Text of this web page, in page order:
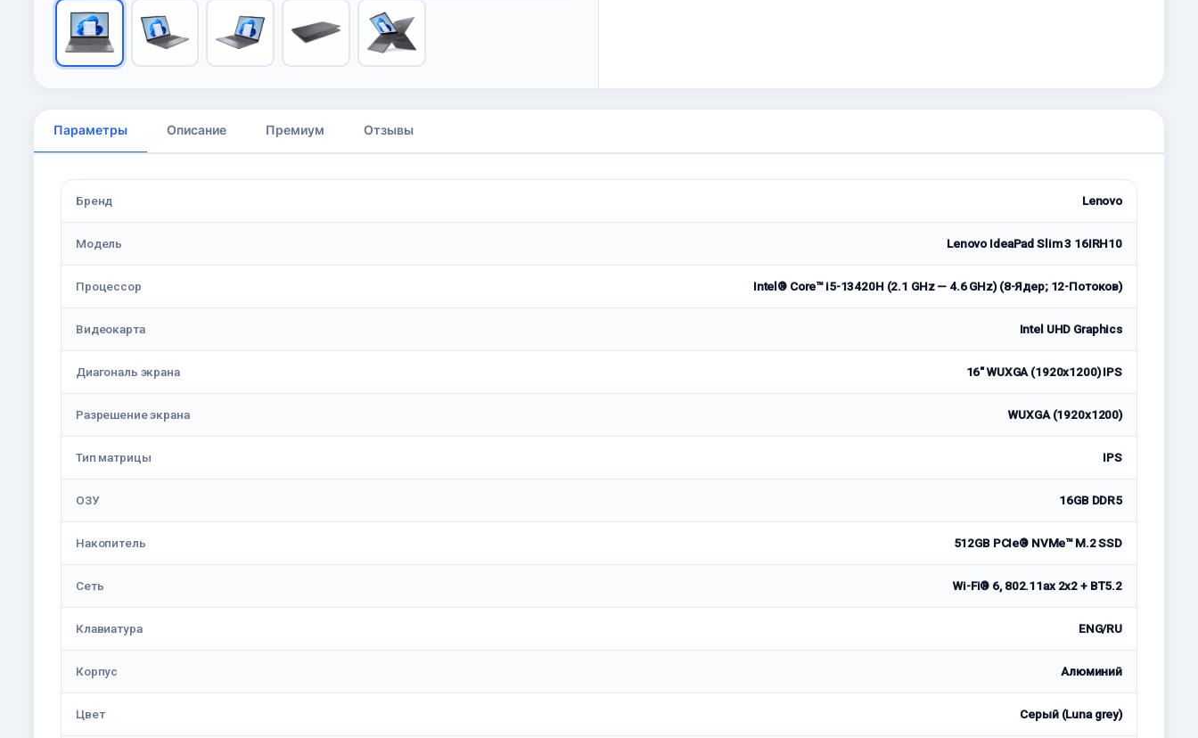
Параметры Описание Премиум Отзывы
Бренд Lenovo
Модель Lenovo IdeaPad Slim 3 16IRH10
Процессор Intel® Core™ i5-13420H (2.1 GHz — 4.6 GHz) (8-Ядeр; 12-Потоков)
Видеокарта Intel UHD Graphics
Диагональ экрана 16" WUXGA (1920x1200) IPS
Разрешение экрана WUXGA (1920x1200)
Тип матрицы IPS
ОЗУ 16GB DDR5
Накопитель 512GB PCIe® NVMe™ M.2 SSD
Сеть Wi-Fi® 6, 802.11ax 2x2 + BT5.2
Клавиатура ENG/RU
Корпус Алюминий
Цвет Серый (Luna grey)